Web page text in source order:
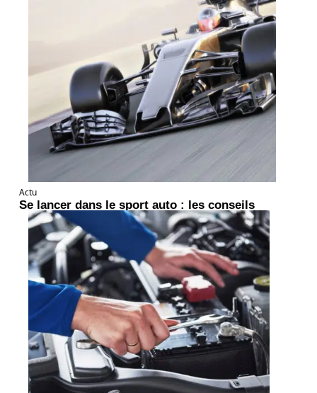
Actu
Se lancer dans le sport auto : les conseils